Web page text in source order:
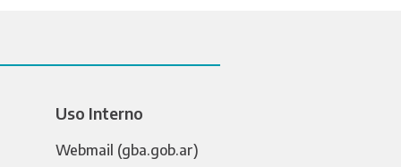
Uso Interno
Webmail (gba.gob.ar)